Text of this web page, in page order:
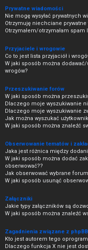
Prywatne wiadomości
Nie mogę wysyłać prywatnych
Otrzymuję niechciane
Otrzymałem/otrzymałam
Przyjaciele i wrogowie
Co to jest lista przyjaciół i
W jaki sposób można
wrogów?
Przeszukiwanie forów
W jaki sposób można
Dlaczego moje wyszukiwanie
Dlaczego moje wyszukiwanie
Jak można wyszukać
W jaki sposób można znaleźć
Obserwowanie tematów i
Jaka jest różnica między
W jaki sposób można dodać
obserwować??
Jak obserwować wybrane
W jaki sposób usunąć
Załączniki
Jakie typy załączników są
W jaki sposób można znaleźć
Zagadnienia związane z phpBB
Kto jest autorem tego
Dlaczego funkcja X nie jest